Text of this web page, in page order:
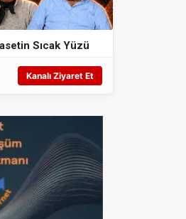
Sıcak Yüzü
Kanalı Ziyaret Et